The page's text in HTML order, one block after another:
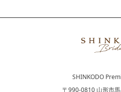
SHINKODO
〒990-0810 山形市